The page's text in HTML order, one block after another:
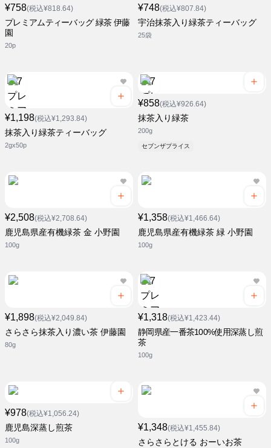
¥758(税込¥818.64)
プレミアムティーバッグ 緑茶 伊藤
園
20p
¥748(税込¥807.84)
宇治抹茶入り緑茶ティーバッグ
25袋
¥1,198(税込¥1,293.84)
抹茶入り緑茶ティーバッグ
2gx50p
¥858(税込¥926.64)
抹茶入り緑茶
200g
セブンザプライス
¥2,508(税込¥2,708.64)
鹿児島県産有機緑茶 金 小野園
100g
¥1,358(税込¥1,466.64)
鹿児島県産有機緑茶 緑 小野園
100g
¥1,898(税込¥2,049.84)
さらさら抹茶入り濃い茶 伊藤園
80g
¥1,318(税込¥1,423.44)
静岡県産一番茶100%使用深蒸し煎
茶
100g
¥978(税込¥1,056.24)
鹿児島深蒸し煎茶
100g
¥1,348(税込¥1,455.84)
さらさらとける おーいお茶